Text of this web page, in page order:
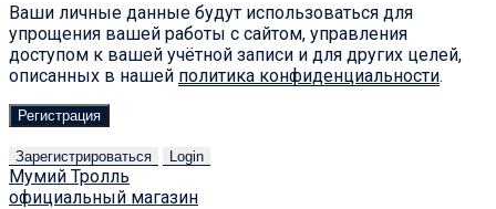
Ваши личные данные будут использоваться для
упрощения вашей работы с сайтом, управления
доступом к вашей учётной записи и для других целей,
описанных в нашей политика конфиденциальности.
Регистрация
Зарегистрироваться Login
Мумий Тролль
официальный магазин